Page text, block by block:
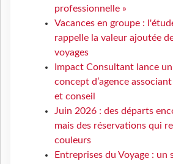
professionnelle »
Vacances en groupe :
rappelle la valeur ajoutée
voyages
Impact Consultant lance
concept d’agence
et conseil
Juin 2026 : des départs
mais des réservations qui
couleurs
Entreprises du Voyage :